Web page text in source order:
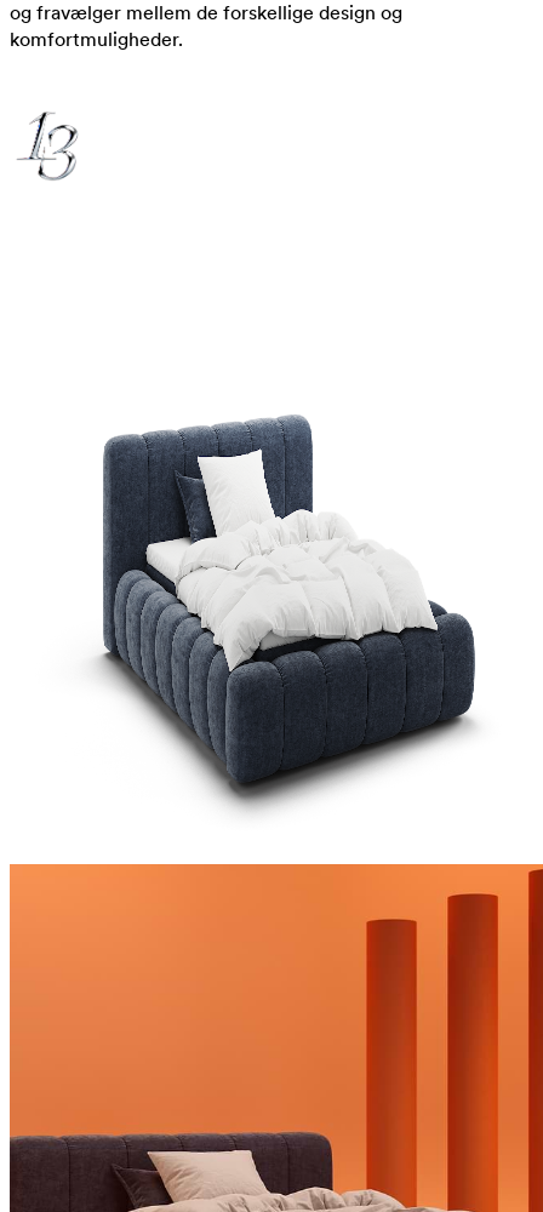
og fravælger mellem de forskellige design og
komfortmuligheder.